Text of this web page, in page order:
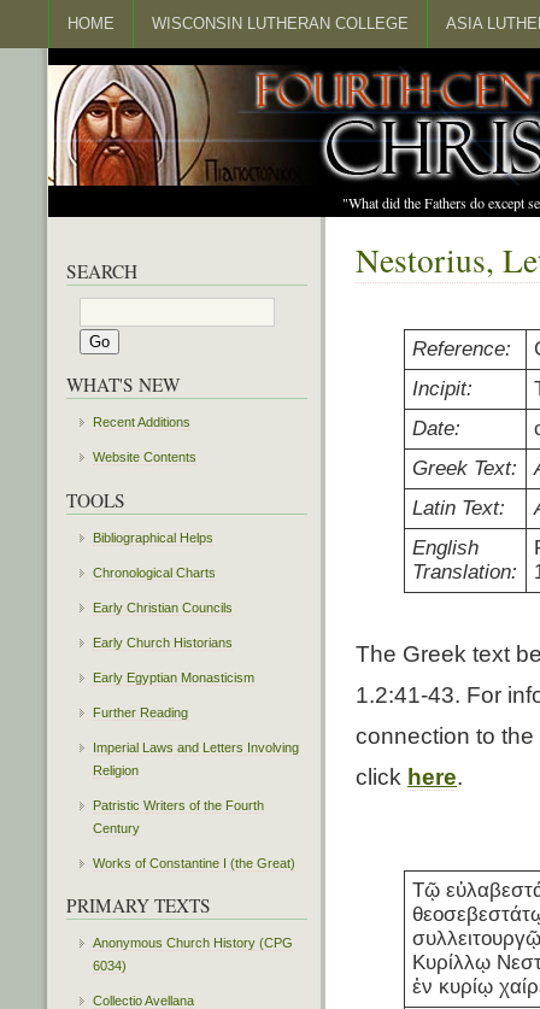
HOME WISCONSIN LUTHERAN COLLEGE ASIA
"What did the Fathers do except
Nestorius,
Reference:
Incipit:
Date:
Greek Text:
Latin Text:
English
Translation:
The Greek text
1.2:41-43. For
connection to
click here.
Τῷ
Κυρίλλῳ
ἐν κυρίῳ
SEARCH
WHAT'S NEW
Recent Additions
Website Contents
TOOLS
Bibliographical Helps
Chronological Charts
Early Christian Councils
Early Church Historians
Early Egyptian Monasticism
Further Reading
Imperial Laws and Letters Involving
Religion
Patristic Writers of the Fourth
Century
Works of Constantine I (the Great)
PRIMARY TEXTS
Anonymous Church History (CPG
6034)
Collectio Avellana